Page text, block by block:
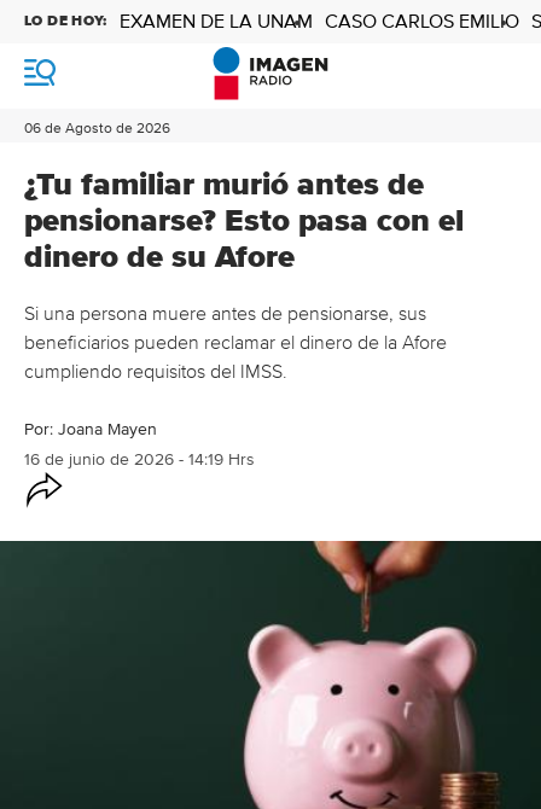
M
n
06 de Agosto de 2026
LO DE HOY: EXAMEN DE LA UNAM CASO CARLOS EMILIO
¿Tu familiar murió antes de
pensionarse? Esto pasa con el
dinero de su Afore
Si una persona muere antes de pensionarse, sus
beneficiarios pueden reclamar el dinero de la Afore
cumpliendo requisitos del IMSS.
Por: Joana Mayen
16 de junio de 2026 - 14:19 Hrs